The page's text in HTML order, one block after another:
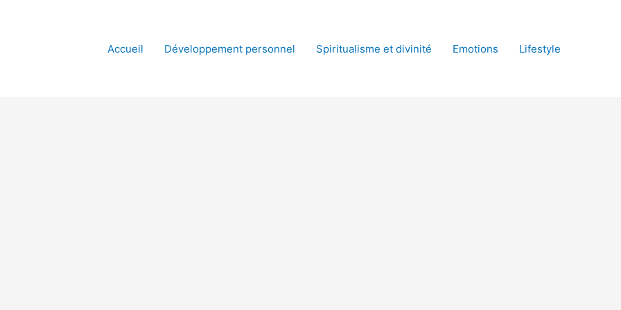
Accueil Développement personnel Spiritualisme et divinité Emotions Lifestyle